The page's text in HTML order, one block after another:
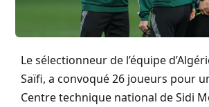
Le sélectionneur de l’équipe
Saïfi, a convoqué 26 joueurs pour
Centre technique national de Sidi